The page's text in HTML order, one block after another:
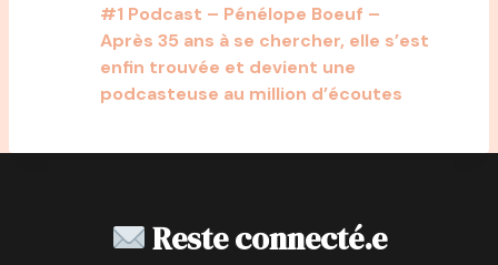
#1 Podcast – Pénélope Boeuf –
Après 35 ans à se chercher, elle s’est
enfin trouvée et devient une
podcasteuse au million d’écoutes
Reste connecté.e